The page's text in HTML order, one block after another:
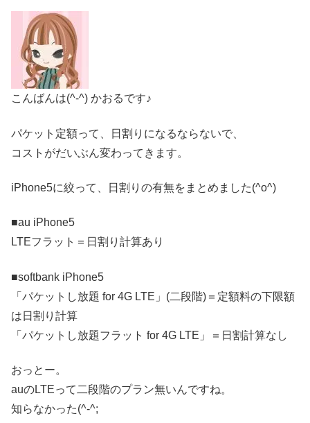
こんばんは(^-^) かおるです♪
パケット定額って、日割りになるならないで、
コストがだいぶん変わってきます。
iPhone5に絞って、日割りの有無をまとめました(^o^)
■au iPhone5
LTEフラット＝日割り計算あり
■softbank iPhone5
「パケットし放題 for 4G LTE」(二段階)＝定額料の下限額
は日割り計算
「パケットし放題フラット for 4G LTE」＝日割計算なし
おっとー。
auのLTEって二段階のプラン無いんですね。
知らなかった(^-^;